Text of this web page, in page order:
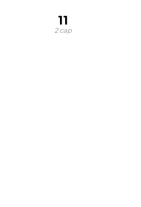
11
2 сар